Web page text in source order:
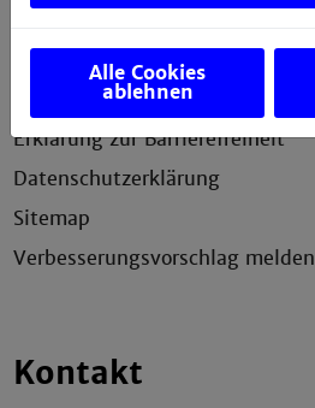
Service
Impressum
Erklärung zur Barrierefreiheit
Datenschutzerklärung
Sitemap
Verbesserungsvorschlag melden
Kontakt
Alle Cookies
ablehnen